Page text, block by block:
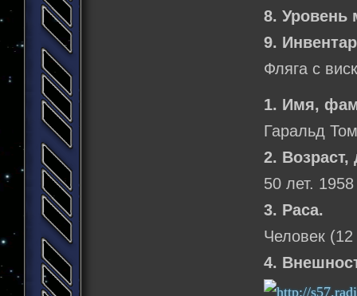
8. Уровень
9.
Фляга с
1. Имя,
Гаральд
2. Возраст,
50 лет.
3. Раса.
Человек
4.